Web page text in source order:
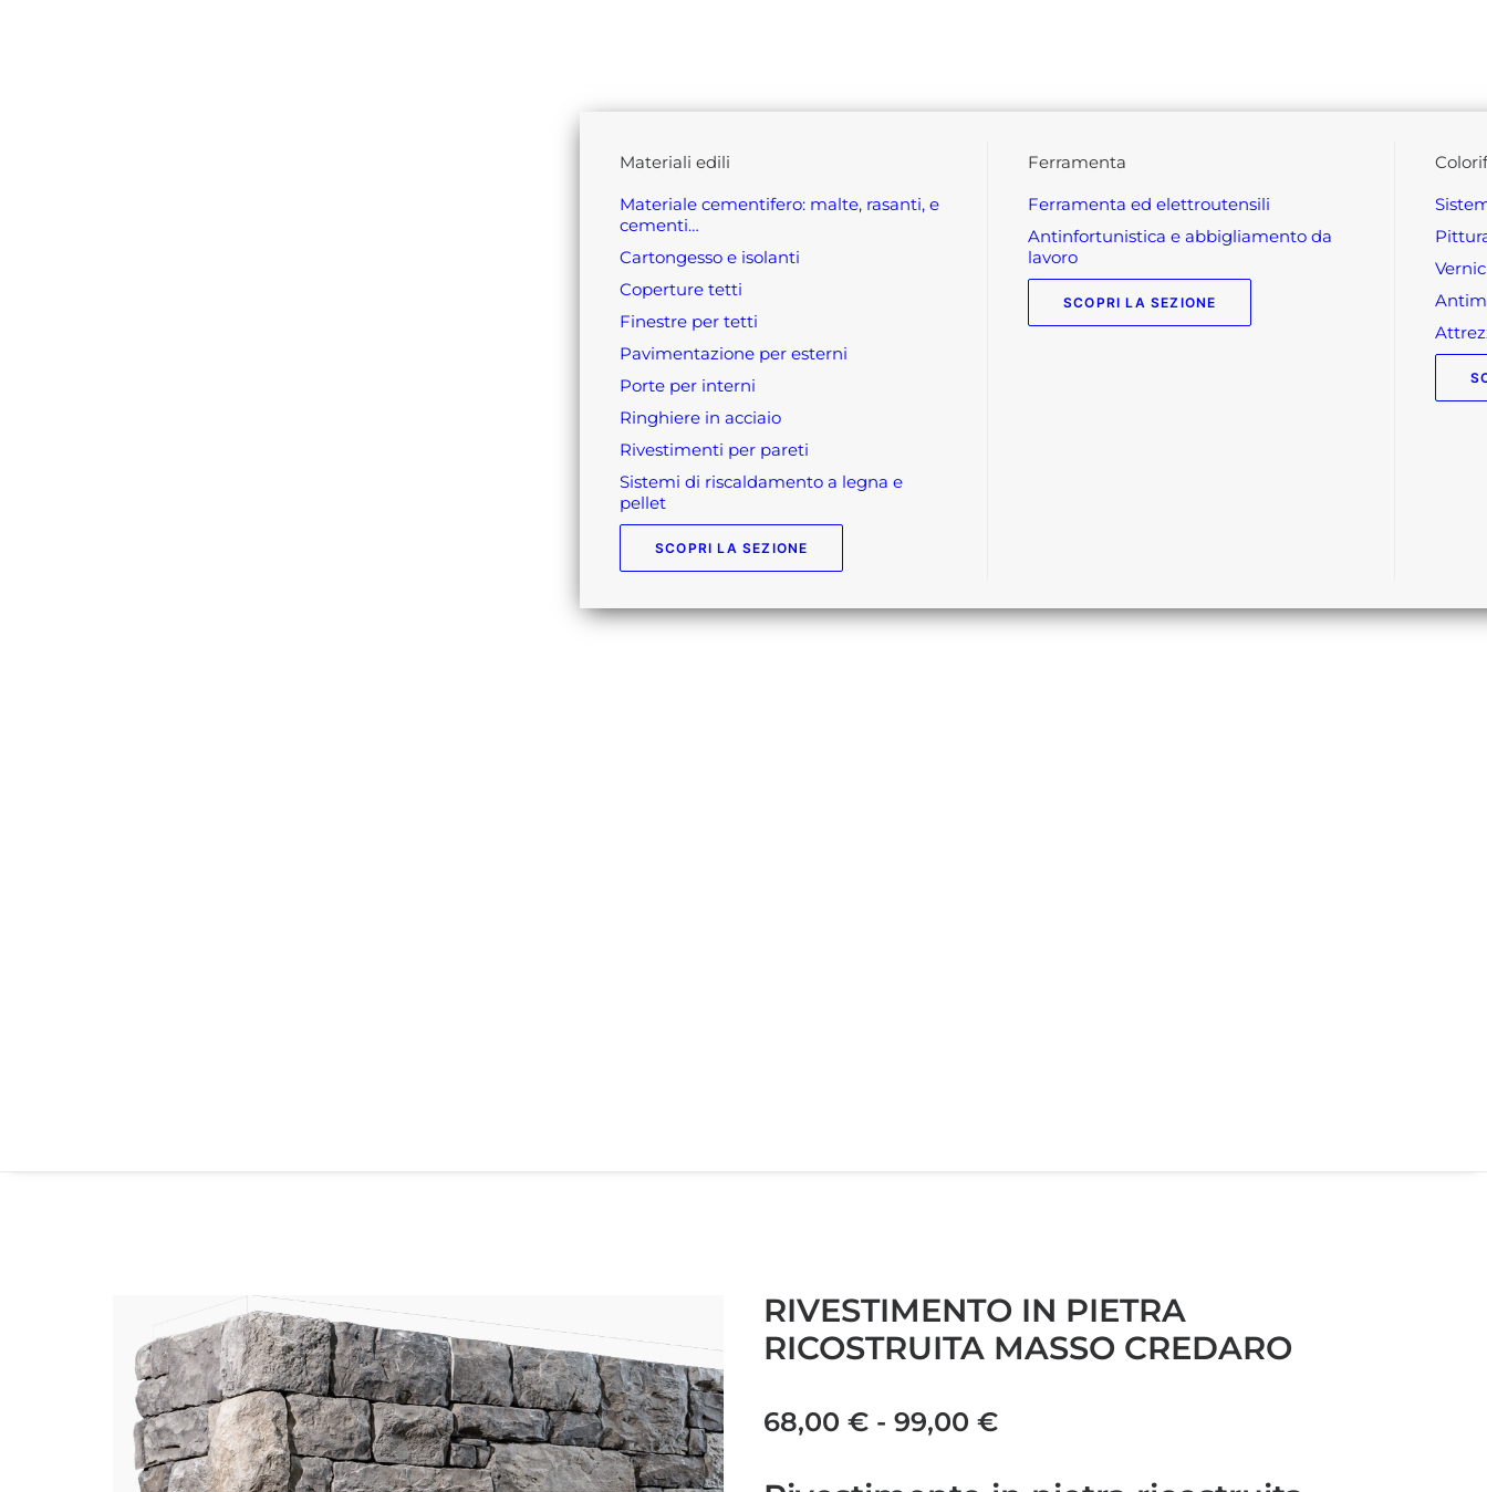
materiali edili
materiale cementifero: malte, rasanti, e
cementi…
cartongesso e isolanti
coperture tetti
finestre per tetti
pavimentazione per esterni
porte per interni
ringhiere in acciaio
rivestimenti per pareti
sistemi di riscaldamento a legna e
pellet
SCOPRI LA SEZIONE
ferramenta
ferramenta ed elettroutensili
antinfortunistica e abbigliamento da
lavoro
SCOPRI LA SEZIONE
RIVESTIMENTO IN PIETRA
RICOSTRUITA MASSO CREDARO
68,00 € - 99,00 €Fascia
prezzo: